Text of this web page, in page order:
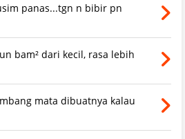
panas...tgn n bibir pn
bam² dari kecil, rasa lebih
mata dibuatnya kalau